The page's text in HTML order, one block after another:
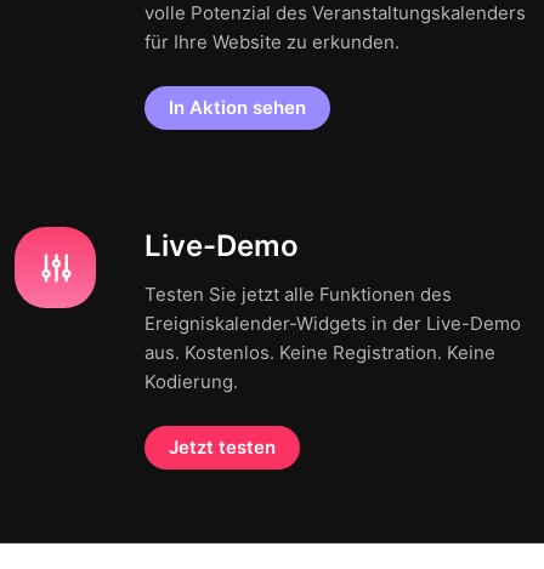
volle Potenzial des Veranstaltungskalenders
für Ihre Website zu erkunden.
In Aktion sehen
Live-Demo
Testen Sie jetzt alle Funktionen des
Ereigniskalender-Widgets in der Live-Demo
aus. Kostenlos. Keine Registration. Keine
Kodierung.
Jetzt testen